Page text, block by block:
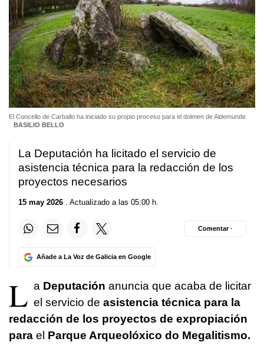
El Concello de Carballo ha iniciado su propio proceso para el dolmen de Aldemunde
BASILIO BELLO
La Deputación ha licitado el servicio de
asistencia técnica para la redacción de los
proyectos necesarios
15 may 2026 . Actualizado a las 05:00 h.
Añade a La Voz de Galicia en Google
Comentar ·
L a Deputación anuncia que acaba de licitar
el servicio de asistencia técnica para la
redacción de los proyectos de expropiación
para el Parque Arqueolóxico do Megalitismo.